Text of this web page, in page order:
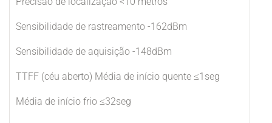
Sensibilidade de rastreamento -162dBm
Sensibilidade de aquisição -148dBm
TTFF (céu aberto) Média de início quente ≤1seg
Média de início frio ≤32seg